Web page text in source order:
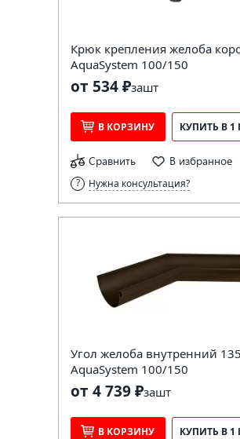
Крюк крепления желоба
AquaSystem 100/150
от 534 ₽зашт
В КОРЗИНУ КУПИТЬ В 1
Сравнить В избранное
Нужна консультация?
Угол желоба внутренний
AquaSystem 100/150
от 4 739 ₽зашт
В КОРЗИНУ КУПИТЬ В 1